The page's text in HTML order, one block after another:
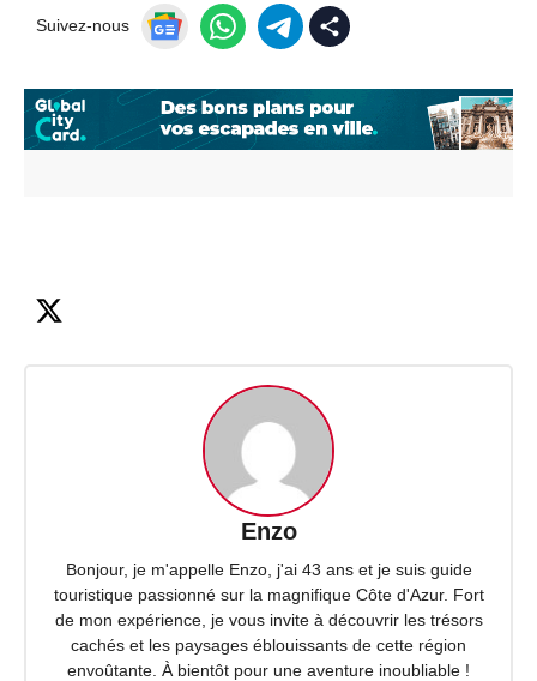
Suivez-nous
Enzo
Bonjour, je m'appelle Enzo, j'ai 43 ans et je suis guide
touristique passionné sur la magnifique Côte d'Azur. Fort
de mon expérience, je vous invite à découvrir les trésors
cachés et les paysages éblouissants de cette région
envoûtante. À bientôt pour une aventure inoubliable !